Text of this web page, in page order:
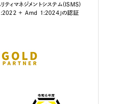
ティマネジメントシステム（ISMS）
+ Amd 1:2024」の認証